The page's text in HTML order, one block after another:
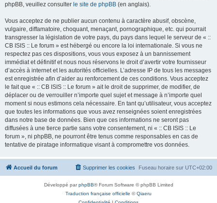
phpBB, veuillez consulter le site de phpBB (en anglais).
Vous acceptez de ne publier aucun contenu à caractère abusif, obscène,
vulgaire, diffamatoire, choquant, menaçant, pornographique, etc. qui pourrait
transgresser la législation de votre pays, du pays dans lequel le serveur de « ::
CB ISIS :: Le forum » est hébergé ou encore la loi internationale. Si vous ne
respectez pas ces dispositions, vous vous exposez à un bannissement
immédiat et définitif et nous nous réservons le droit d’avertir votre fournisseur
d’accès à internet et les autorités officielles. L’adresse IP de tous les messages
est enregistrée afin d’aider au renforcement de ces conditions. Vous acceptez
le fait que « :: CB ISIS :: Le forum » ait le droit de supprimer, de modifier, de
déplacer ou de verrouiller n’importe quel sujet et message à n’importe quel
moment si nous estimons cela nécessaire. En tant qu’utilisateur, vous acceptez
que toutes les informations que vous avez renseignées soient enregistrées
dans notre base de données. Bien que ces informations ne seront pas
diffusées à une tierce partie sans votre consentement, ni « :: CB ISIS :: Le
forum », ni phpBB, ne pourront être tenus comme responsables en cas de
tentative de piratage informatique visant à compromettre vos données.
Accueil du forum Fuseau horaire sur UTC+02:00
Supprimer les cookies
Développé parphpBB® Forum Software © phpBB Limited
Traduction française officielle ©Qiaeru